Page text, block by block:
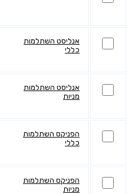
אנליסט השתלמות
כללי
אנליסט השתלמות
מניות
הפניקס השתלמות
כללי
הפניקס השתלמות
מניות